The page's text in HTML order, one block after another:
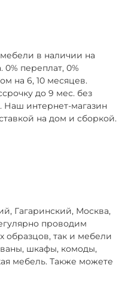
в наличии на
0% переплат, 0%
на 6, 10 месяцев.
до 9 мес. без
Наш интернет-магазин
на дом и сборкой.
Гагаринский, Москва,
проводим
образцов, так и мебели
шкафы, комоды,
мебель. Также можете